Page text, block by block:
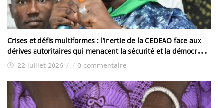
Crises et défis multiformes : l’inertie de la CEDEAO face aux
dérives autoritaires qui menacent la sécurité et la démocratie
dans la sous-région
22 juillet 2026 / / 0 commentaire